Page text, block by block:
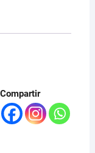
Compartir